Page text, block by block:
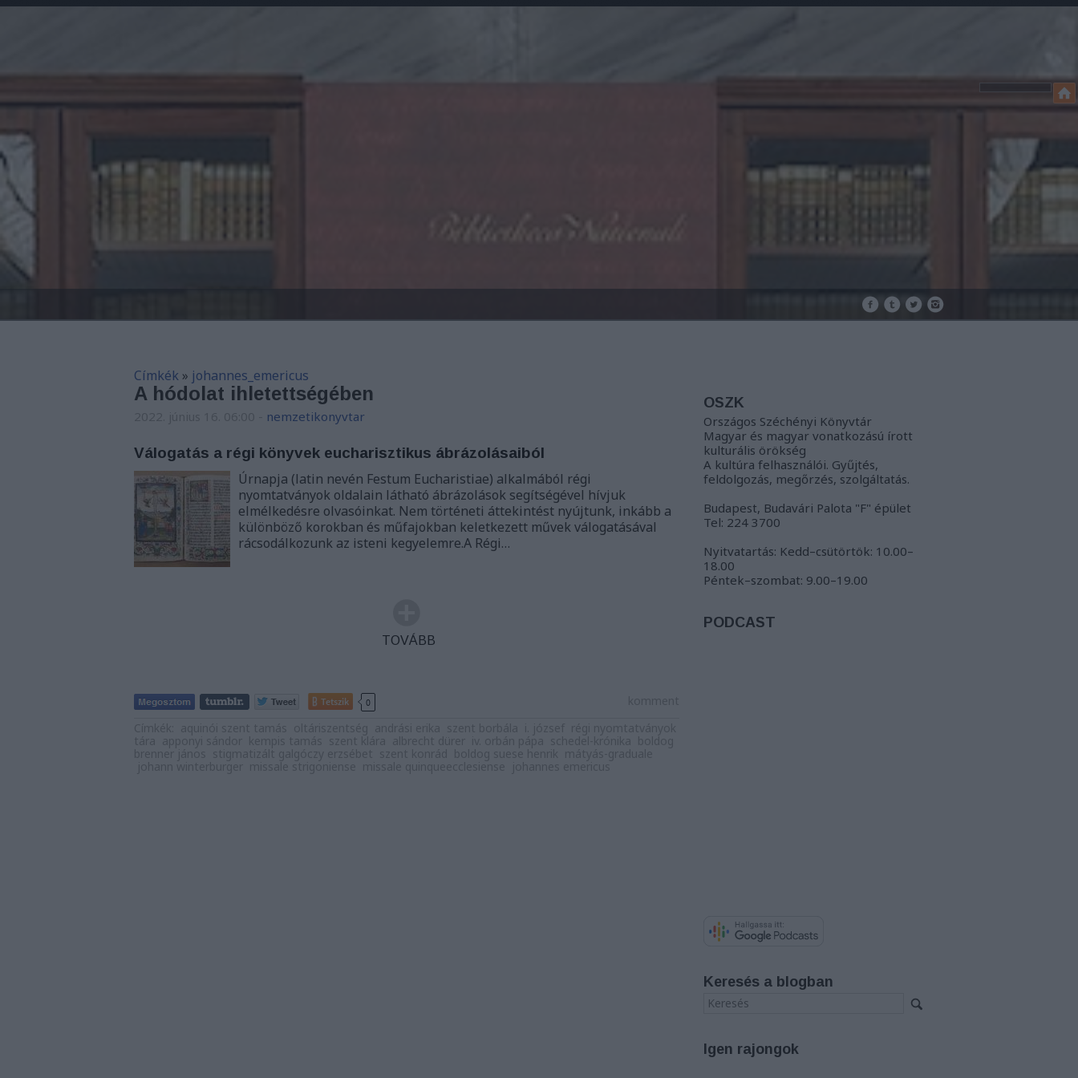
Címkék » johannes_emericus
A hódolat ihletettségében
nemzetikonyvtar
Válogatás a régi könyvek eucharisztikus ábrázolásaiból
Úrnapja (latin nevén Festum Eucharistiae) alkalmából régi
nyomtatványok oldalain látható ábrázolások segítségével hívjuk
elmélkedésre olvasóinkat. Nem történeti áttekintést nyújtunk, inkább a
különböző korokban és műfajokban keletkezett művek válogatásával
rácsodálkozunk az isteni kegyelemre.A Régi…
TOVÁBB
Tetszik 0
OSZK
Országos Széchényi Könyvtár
Magyar és magyar vonatkozású írott
kulturális örökség
A kultúra felhasználói. Gyűjtés,
feldolgozás, megőrzés, szolgáltatás.
Budapest, Budavári Palota "F" épület
Tel: 224 3700
Nyitvatartás: Kedd–csütörtök: 10.00–
18.00
Péntek–szombat: 9.00–19.00
PODCAST
Keresés a blogban
Igen rajongok